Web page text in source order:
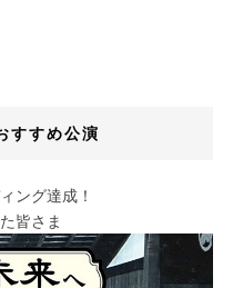
すすめ公演
ング達成！
皆さま